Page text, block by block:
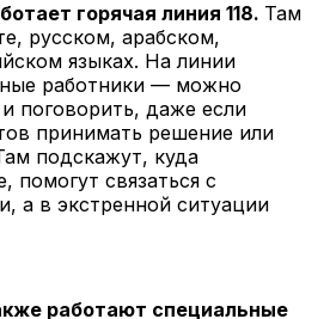
горячая линия 118. Там
русском, арабском,
языках. На линии
работники — можно
поговорить, даже если
принимать решение или
подскажут, куда
помогут связаться с
а в экстренной ситуации
работают специальные